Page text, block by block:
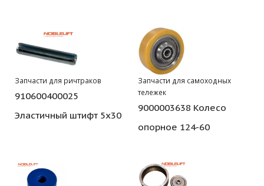
Запчасти для ричтраков
910600400025
Эластичный штифт 5х30
Запчасти для самоходных
тележек
9000003638 Колесо
опорное 124-60